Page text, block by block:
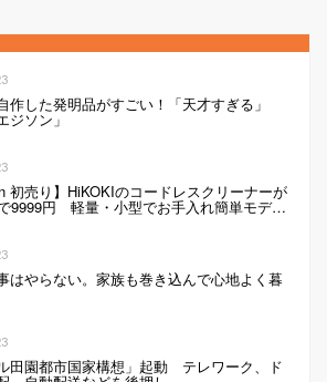
作した発明品がすごい！「天才すぎる」
ジソン」
初売り】HiKOKIのコードレスクリーナーが
9999円 軽量・小型でお手入れ簡単モデル
）
はやらない。家族も巻き込んで心地よく暮
田園都市国家構想」起動 テレワーク、ド